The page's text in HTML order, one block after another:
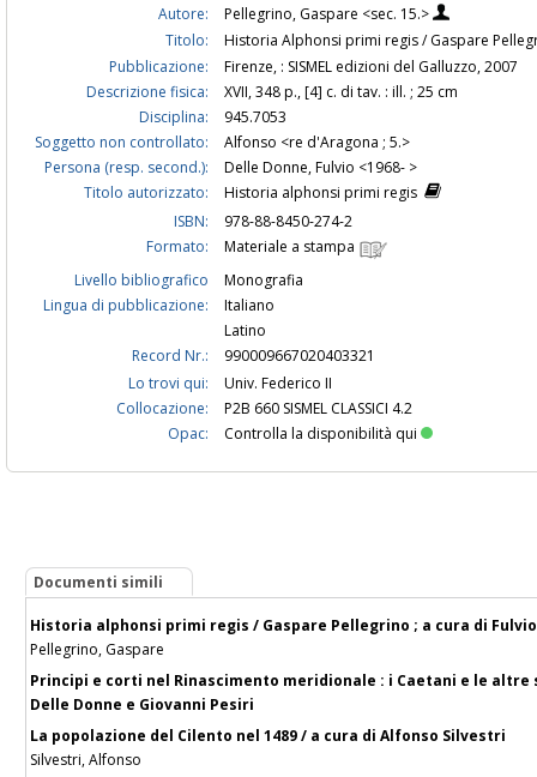
Autore:
Pellegrino, Gaspare <sec. 15.>
Titolo:
Historia Alphonsi primi regis / Gaspare
Pubblicazione:
Firenze, : SISMEL edizioni del Galluzzo, 2007
Descrizione fisica:
XVII, 348 p., [4] c. di tav. : ill. ; 25 cm
Disciplina:
945.7053
Soggetto non controllato:
Alfonso <re d'Aragona ; 5.>
Persona (resp. second.):
Delle Donne, Fulvio <1968- >
Titolo autorizzato:
Historia alphonsi primi regis
ISBN:
978-88-8450-274-2
Formato:
Materiale a stampa
Livello bibliografico
Monografia
Lingua di pubblicazione:
Italiano
Latino
Record Nr.:
990009667020403321
Lo trovi qui:
Univ. Federico II
Collocazione:
P2B 660 SISMEL CLASSICI 4.2
Opac:
Controlla la disponibilità qui
Documenti simili
Historia alphonsi primi regis / Gaspare Pellegrino ; a cura di
Pellegrino, Gaspare
Principi e corti nel Rinascimento meridionale : i Caetani e le altre
Delle Donne e Giovanni Pesiri
La popolazione del Cilento nel 1489 / a cura di Alfonso Silvestri
Silvestri, Alfonso